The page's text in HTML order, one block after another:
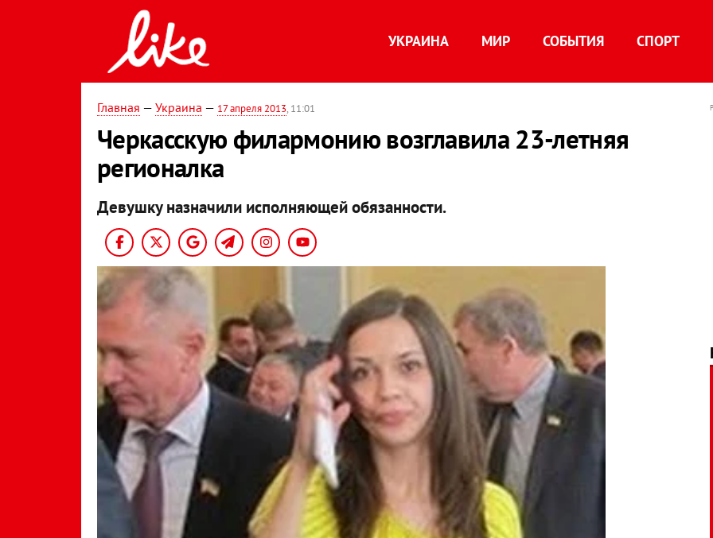
УКРАИНА МИР СОБЫТИЯ СПОРТ
Главная — Украина — 17 апреля 2013, 11:01
Черкасскую филармонию возглавила 23-летняя
регионалка
Девушку назначили исполняющей обязанности.